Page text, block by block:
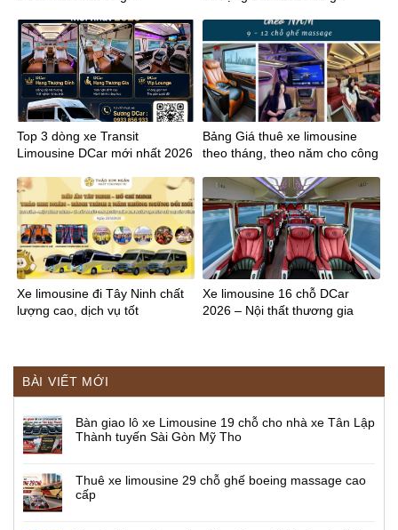
BÀI VIẾT MỚI
Bàn giao lô xe Limousine 19 chỗ cho nhà xe Tân Lập
Thành tuyến Sài Gòn Mỹ Tho
Thuê xe limousine 29 chỗ ghế boeing massage cao
cấp
Top 3 dòng xe Transit
Limousine DCar mới nhất 2026
Bảng Giá thuê xe limousine
theo tháng, theo năm cho công
Xe limousine đi Tây Ninh chất
lượng cao, dịch vụ tốt
Xe limousine 16 chỗ DCar
2026 – Nội thất thương gia